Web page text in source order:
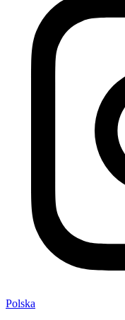
Polska